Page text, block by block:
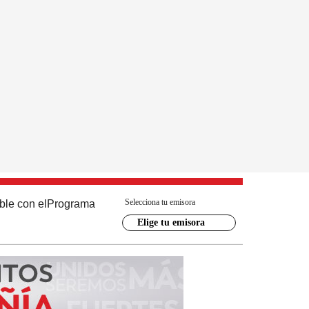
con el Programa Selecciona tu emisora
Elige tu emisora